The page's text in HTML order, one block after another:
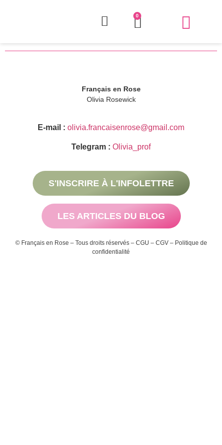
0
CONTENT RESTRICTED
Français en Rose
Olivia Rosewick
E-mail : olivia.francaisenrose@gmail.com
Telegram : Olivia_prof
S'INSCRIRE À L'INFOLETTRE
LES ARTICLES DU BLOG
© Français en Rose – Tous droits réservés – CGU – CGV– Politique de
confidentialité